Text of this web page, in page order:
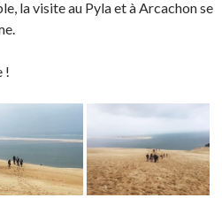
la visite au Pyla et à Arcachon se
!